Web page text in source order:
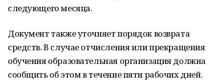
следующего месяца.
Документ также уточняет порядок возврата
средств. В случае отчисления или прекращения
обучения образовательная организация должна
сообщить об этом в течение пяти рабочих дней.